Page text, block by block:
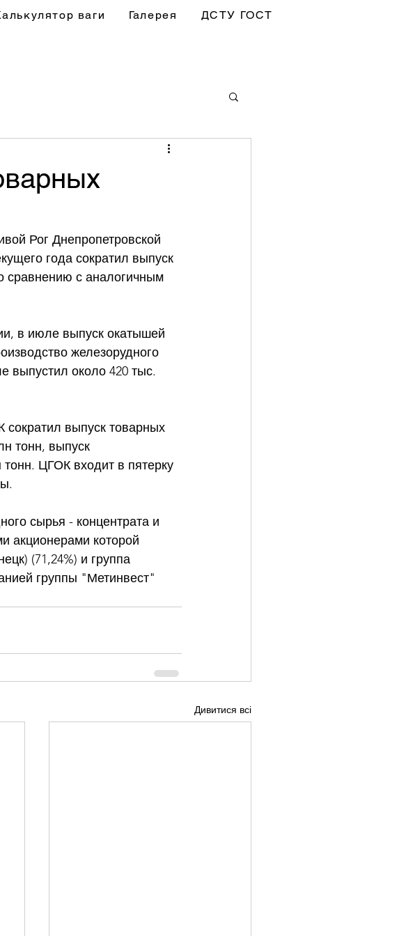
ваги Галерея ДСТУ ГОСТ
Рог Днепропетровской
года сократил выпуск
сравнению с аналогичным
в июле выпуск окатышей
железорудного
выпустил около 420 тыс.
сократил выпуск товарных
тонн, выпуск
тонн. ЦГОК входит в пятерку
сырья - концентрата и
акционерами которой
(71,24%) и группа
группы "Метинвест"
Дивитися всі